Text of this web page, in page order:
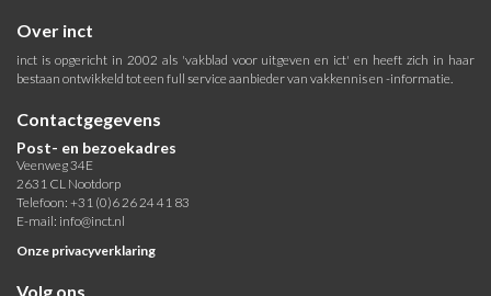
Over inct
inct is opgericht in 2002 als 'vakblad voor uitgeven en ict' en heeft zich in haar
bestaan ontwikkeld tot een full service aanbieder van vakkennis en -informatie.
Contactgegevens
Post- en bezoekadres
Veenweg 34E
2631 CL Nootdorp
Telefoon: +31 (0)6 26 24 41 83
E-mail: info@inct.nl
Onze privacyverklaring
Volg ons